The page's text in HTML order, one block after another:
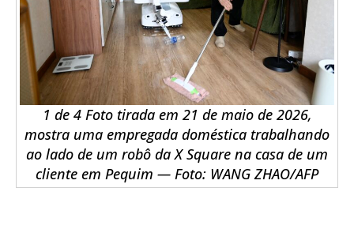
1 de 4 Foto tirada em 21 de maio de 2026,
mostra uma empregada doméstica trabalhando
ao lado de um robô da X Square na casa de um
cliente em Pequim — Foto: WANG ZHAO/AFP